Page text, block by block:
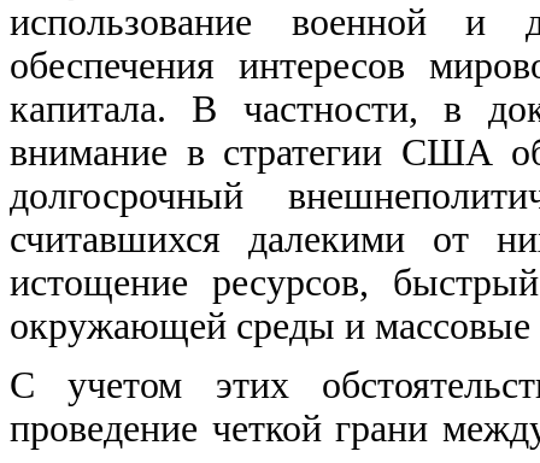
использование военной
обеспечения интересов
капитала. В частности, в
внимание в стратегии США
долгосрочный
считавшихся далекими от
истощение ресурсов,
окружающей среды и
С учетом этих
проведение четкой грани